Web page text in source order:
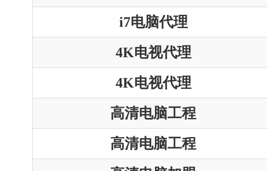
i7电脑代理
4K电视代理
4K电视代理
高清电脑工程
高清电脑工程